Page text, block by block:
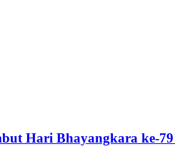
Hari Bhayangkara ke-79